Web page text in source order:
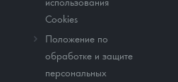
Cookies
Положение по
обработке и защите
персональных